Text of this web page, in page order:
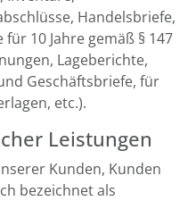
Handelsbriefe,
10 Jahre gemäß § 147
Lageberichte,
Geschäftsbriefe, für
etc.).
Leistungen
Kunden, Kunden
bezeichnet als